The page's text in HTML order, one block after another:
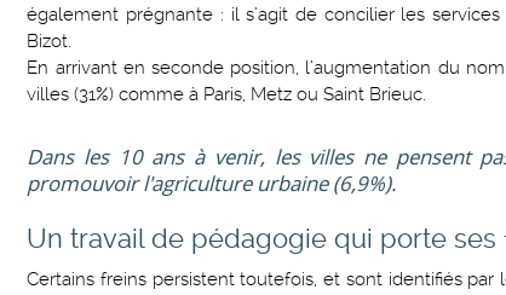
également prégnante : il s’agit de concilier les
Bizot.
En arrivant en seconde position, l’augmentation du
villes (31%) comme à Paris, Metz ou Saint Brieuc.
Dans les 10 ans à venir, les villes ne pensent
promouvoir l'agriculture urbaine (6,9%).
Un travail de pédagogie qui porte ses
Certains freins persistent toutefois, et sont identifiés